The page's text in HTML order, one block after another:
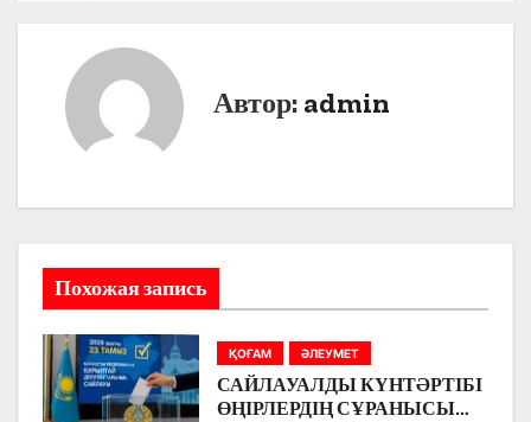
и
я
п
о
з
Автор: admin
Похожая запись
ҚОҒАМ ӘЛЕУМЕТ
САЙЛАУАЛДЫ КҮНТӘРТІБІ
ӨҢІРЛЕРДІҢ СҰРАНЫСЫ